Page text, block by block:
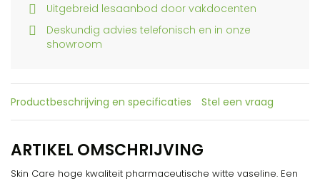
Uitgebreid lesaanbod door vakdocenten
Deskundig advies telefonisch en in onze
showroom
Productbeschrijving en specificaties Stel een vraag
ARTIKEL OMSCHRIJVING
Skin Care hoge kwaliteit pharmaceutische witte vaseline. Een